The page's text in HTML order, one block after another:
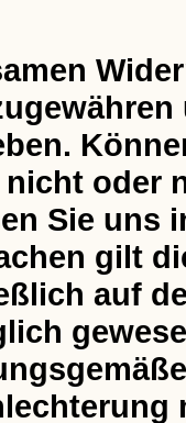
oder
Sie uns
gilt
auf